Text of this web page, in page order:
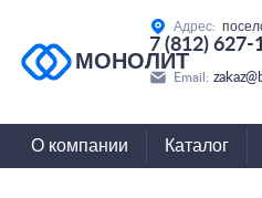
МОНОЛИТ
Адрес:
7 (812) 627-
Email:
О компании Каталог